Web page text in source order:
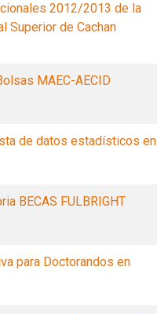
2012/2013 de la
Superior de Cachan
MAEC-AECID
de datos estadísticos en
BECAS FULBRIGHT
para Doctorandos en